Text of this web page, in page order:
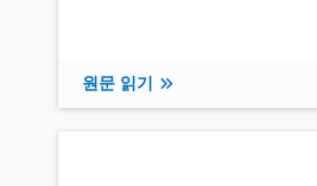
원문 읽기